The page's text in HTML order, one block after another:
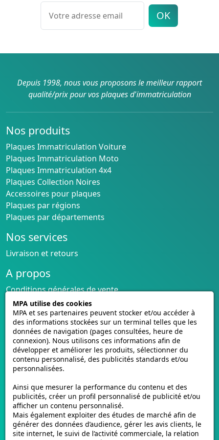
OK
Depuis 1998, nous vous proposons le meilleur rapport
qualité/prix pour vos plaques d'immatriculation
Nos produits
Plaques Immatriculation Voiture
Plaques Immatriculation Moto
Plaques Immatriculation 4x4
Plaques Collection Noires
Accessoires pour plaques
Plaques par régions
Plaques par départements
Nos services
Livraison et retours
A propos
Conditions générales de vente
CGU cagnotte
Politique de cookies
Homologation des plaques
Vidéos de pose
Contactez-nous
Avis clients
www.e-mmat.fr
440 Rue de la Pièce Léger
21160 Marsannay-la-Côte, FRANCE
MPA utilise des cookies
MPA et ses partenaires peuvent stocker et/ou accéder à
des informations stockées sur un terminal telles que les
données de navigation (pages consultées, heure de
connexion). Nous utilisons ces informations afin de
développer et améliorer les produits, sélectionner du
contenu personnalisé, des publicités standards et/ou
personnalisées.
Ainsi que mesurer la performance du contenu et des
publicités, créer un profil personnalisé de publicité et/ou
afficher un contenu personnalisé.
Mais également exploiter des études de marché afin de
générer des données d’audience, gérer les avis clients, le
site internet, le suivi de l’activité commerciale, la relation